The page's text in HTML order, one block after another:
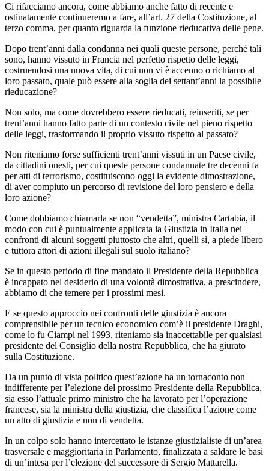
Ci rifacciamo ancora, come abbiamo anche fatto di recente e
ostinatamente continueremo a fare, all’art. 27 della Costituzione, al
terzo comma, per quanto riguarda la funzione rieducativa delle pene.
Dopo trent’anni dalla condanna nei quali queste persone, perché tali
sono, hanno vissuto in Francia nel perfetto rispetto delle leggi,
costruendosi una nuova vita, di cui non vi è accenno o richiamo al
loro passato, quale può essere alla soglia dei settant’anni la possibile
rieducazione?
Non solo, ma come dovrebbero essere rieducati, reinseriti, se per
trent’anni hanno fatto parte di un contesto civile nel pieno rispetto
delle leggi, trasformando il proprio vissuto rispetto al passato?
Non riteniamo forse sufficienti trent’anni vissuti in un Paese civile,
da cittadini onesti, per cui queste persone condannate tre decenni fa
per atti di terrorismo, costituiscono oggi la evidente dimostrazione,
di aver compiuto un percorso di revisione del loro pensiero e della
loro azione?
Come dobbiamo chiamarla se non “vendetta”, ministra Cartabia, il
modo con cui è puntualmente applicata la Giustizia in Italia nei
confronti di alcuni soggetti piuttosto che altri, quelli sì, a piede libero
e tuttora attori di azioni illegali sul suolo italiano?
Se in questo periodo di fine mandato il Presidente della Repubblica
è incappato nel desiderio di una volontà dimostrativa, a prescindere,
abbiamo di che temere per i prossimi mesi.
E se questo approccio nei confronti delle giustizia è ancora
comprensibile per un tecnico economico com’è il presidente Draghi,
come lo fu Ciampi nel 1993, riteniamo sia inaccettabile per qualsiasi
presidente del Consiglio della nostra Repubblica, che ha giurato
sulla Costituzione.
Da un punto di vista politico quest’azione ha un tornaconto non
indifferente per l’elezione del prossimo Presidente della Repubblica,
sia esso l’attuale primo ministro che ha lavorato per l’operazione
francese, sia la ministra della giustizia, che classifica l’azione come
un atto di giustizia e non di vendetta.
In un colpo solo hanno intercettato le istanze giustizialiste di un’area
trasversale e maggioritaria in Parlamento, finalizzata a saldare le basi
di un’intesa per l’elezione del successore di Sergio Mattarella.